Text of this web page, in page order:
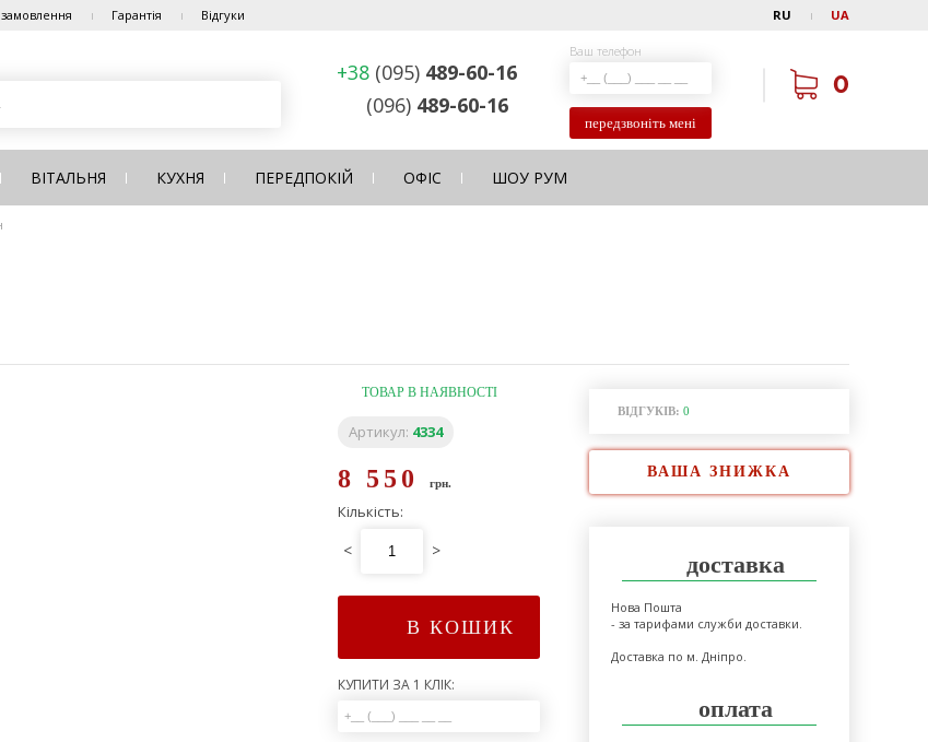
Гарантія Відгуки RU UA
+38 (095) 489-60-16
(096) 489-60-16
Ваш телефон
передзвоніть мені
0
ВІТАЛЬНЯ КУХНЯ ПЕРЕДПОКІЙ ОФІС ШОУ РУМ
ТОВАР В НАЯВНОСТІ
Артикул: 4334
8 550 грн.
Кількість:
< >
В КОШИК
КУПИТИ ЗА 1 КЛІК:
ВІДГУКІВ: 0
ВАША ЗНИЖКА
доставка
Нова Пошта
- за тарифами служби доставки.
Доставка по м. Дніпро.
оплата